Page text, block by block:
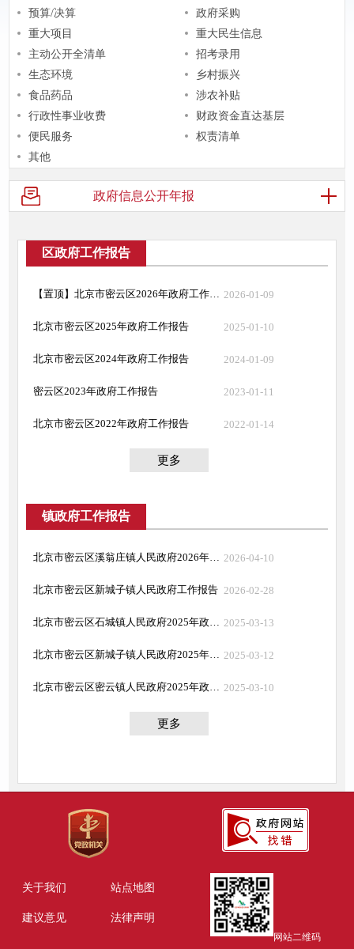
预算/决算
政府采购
重大项目
重大民生信息
主动公开全清单
招考录用
生态环境
乡村振兴
食品药品
涉农补贴
行政性事业收费
财政资金直达基层
便民服务
权责清单
其他
政府信息公开年报
区政府工作报告
【置顶】北京市密云区2026年政府工作报告 2026-01-09
北京市密云区2025年政府工作报告 2025-01-10
北京市密云区2024年政府工作报告 2024-01-09
密云区2023年政府工作报告 2023-01-11
北京市密云区2022年政府工作报告 2022-01-14
更多
镇政府工作报告
北京市密云区溪翁庄镇人民政府2026年政府工作报告 2026-04-10
北京市密云区新城子镇人民政府工作报告 2026-02-28
北京市密云区石城镇人民政府2025年政府工作报告 2025-03-13
北京市密云区新城子镇人民政府2025年政府工作报告 2025-03-12
北京市密云区密云镇人民政府2025年政府工作报告 2025-03-10
更多
关于我们 站点地图
建议意见 法律声明
网站二维码